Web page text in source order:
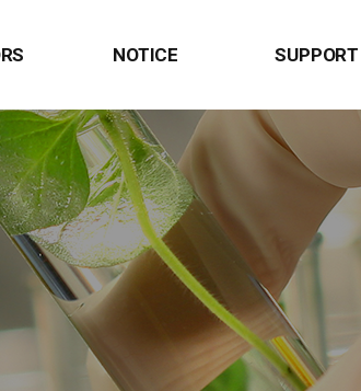
NOTICE SUPPORT